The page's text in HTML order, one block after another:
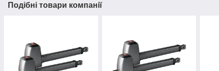
Подібні товари компанії